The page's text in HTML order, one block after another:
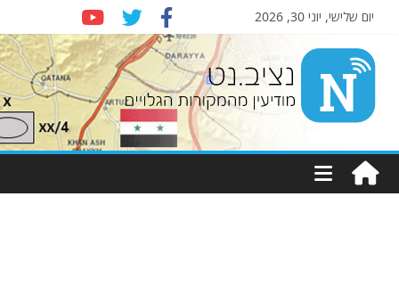
יום שלישי, יוני 30, 2026
Nziv.net
מודיעין
מהמקורות